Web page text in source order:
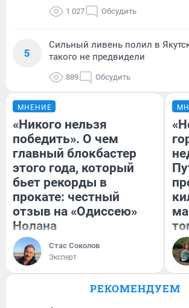
1 027 Обсудить
5
Сильный ливень полил в
такого не предвидели
889 Обсудить
МНЕНИЕ
«Никого нельзя
победить». О чем
главный блокбастер
этого года, который
бьет рекорды в
прокате: честный
отзыв на «Одиссею»
Нолана
Стас Соколов
Эксперт
РЕКОМЕНДУЕМ